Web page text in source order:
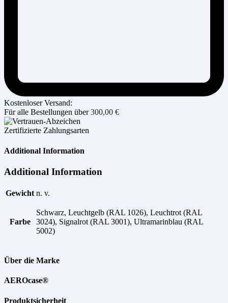
Kostenloser Versand:
Für alle Bestellungen über300,00 €
Zertifizierte Zahlungsarten
Additional Information
Additional Information
Gewicht n. v.
Farbe
Schwarz, Leuchtgelb (RAL 1026), Leuchtrot (RAL
3024), Signalrot (RAL 3001), Ultramarinblau (RAL
5002)
Über die Marke
AEROcase®
Produktsicherheit